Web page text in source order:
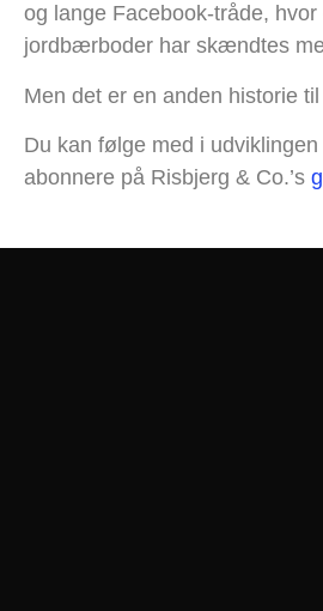
og lange Facebook-tråde, hvor
jordbærboder har skændtes
Men det er en anden historie
Du kan følge med i
abonnere på Risbjerg & Co.’s